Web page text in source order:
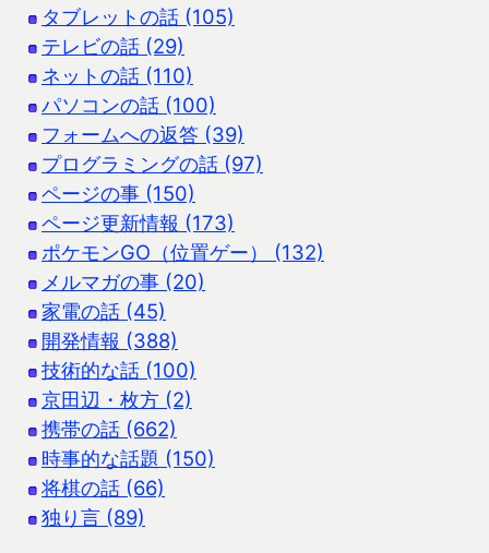
タブレットの話 (105)
テレビの話 (29)
ネットの話 (110)
パソコンの話 (100)
フォームへの返答 (39)
プログラミングの話 (97)
ページの事 (150)
ページ更新情報 (173)
ポケモンGO（位置ゲー） (132)
メルマガの事 (20)
家電の話 (45)
開発情報 (388)
技術的な話 (100)
京田辺・枚方 (2)
携帯の話 (662)
時事的な話題 (150)
将棋の話 (66)
独り言 (89)